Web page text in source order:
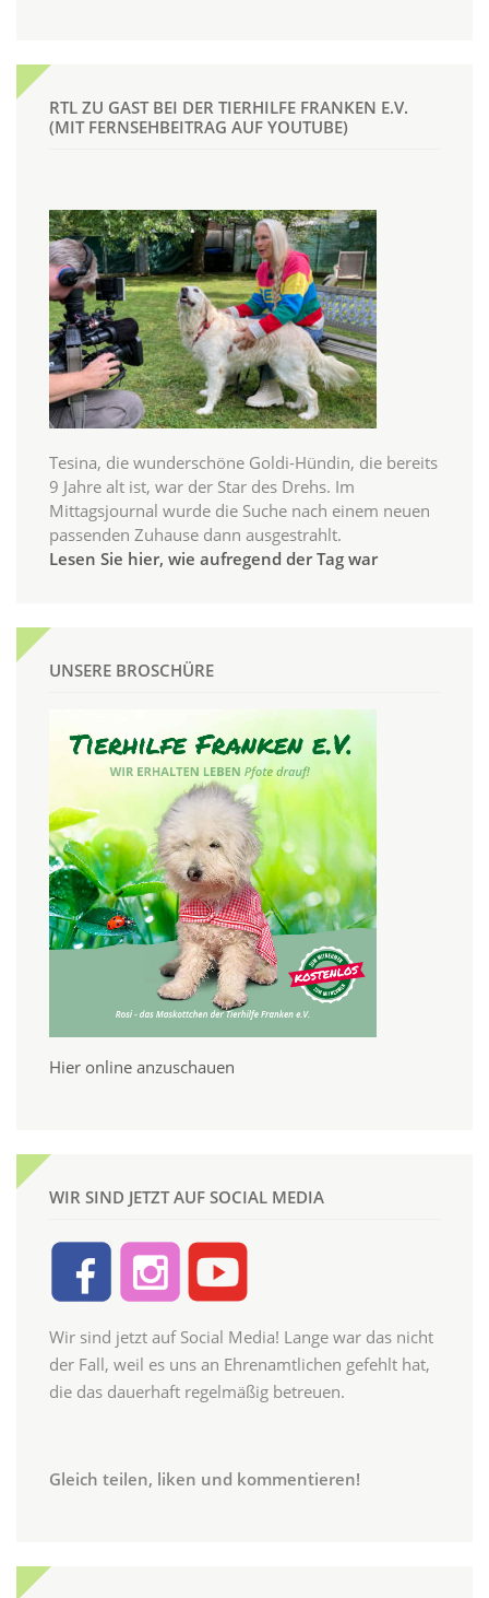
RTL ZU GAST BEI DER TIERHILFE FRANKEN E.V.
(MIT FERNSEHBEITRAG AUF YOUTUBE)
Tesina, die wunderschöne Goldi-Hündin, die bereits
9 Jahre alt ist, war der Star des Drehs. Im
Mittagsjournal wurde die Suche nach einem neuen
passenden Zuhause dann ausgestrahlt.
Lesen Sie hier, wie aufregend der Tag war
UNSERE BROSCHÜRE
Hier online anzuschauen
WIR SIND JETZT AUF SOCIAL MEDIA
Wir sind jetzt auf Social Media! Lange war das nicht
der Fall, weil es uns an Ehrenamtlichen gefehlt hat,
die das dauerhaft regelmäßig betreuen.
Gleich teilen, liken und kommentieren!